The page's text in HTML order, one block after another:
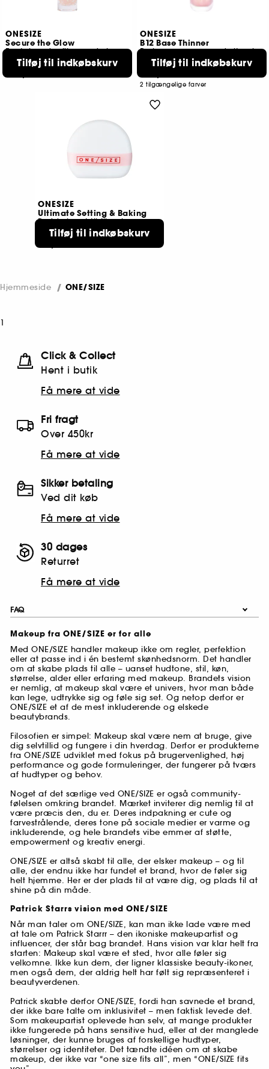
ONESIZE
Secure the Glow
Fugtgivende, fikserende base
337
289,00 KR
Tilføj til indkøbskurv
ONESIZE
B12 Base Thinner
Perlemorsserum med vitaminer
269
289,00 KR
2 tilgængelige farver
Tilføj til indkøbskurv
ONESIZE
Ultimate Setting & Baking
Pudderkvast til fiksering og baking
56
119,00 KR
Tilføj til indkøbskurv
Hjemmeside ONE/SIZE
1
Click & Collect
Hent i butik
Få mere at vide
Fri fragt
Over 450kr
Få mere at vide
Sikker betaling
Ved dit køb
Få mere at vide
30 dages
Returret
Få mere at vide
FAQ
Makeup fra ONE/SIZE er for alle
Med ONE/SIZE handler makeup ikke om regler, perfektion
eller at passe ind i én bestemt skønhedsnorm. Det handler
om at skabe plads til alle – uanset hudtone, stil, køn,
størrelse, alder eller erfaring med makeup. Brandets vision
er nemlig, at makeup skal være et univers, hvor man både
kan lege, udtrykke sig og føle sig set. Og netop derfor er
ONE/SIZE et af de mest inkluderende og elskede
beautybrands.
Filosofien er simpel: Makeup skal være nem at bruge, give
dig selvtillid og fungere i din hverdag. Derfor er produkterne
fra ONE/SIZE udviklet med fokus på brugervenlighed, høj
performance og gode formuleringer, der fungerer på tværs
af hudtyper og behov.
Noget af det særlige ved ONE/SIZE er også community-
følelsen omkring brandet. Mærket inviterer dig nemlig til at
være præcis den, du er. Deres indpakning er cute og
farvestrålende, deres tone på sociale medier er varme og
inkluderende, og hele brandets vibe emmer af støtte,
empowerment og kreativ energi.
ONE/SIZE er altså skabt til alle, der elsker makeup – og til
alle, der endnu ikke har fundet et brand, hvor de føler sig
helt hjemme. Her er der plads til at være dig, og plads til at
shine på din måde.
Patrick Starrs vision med ONE/SIZE
Når man taler om ONE/SIZE, kan man ikke lade være med
at tale om Patrick Starrr – den ikoniske makeupartist og
influencer, der står bag brandet. Hans vision var klar helt fra
starten: Makeup skal være et sted, hvor alle føler sig
velkomne. Ikke kun dem, der ligner klassiske beauty-ikoner,
men også dem, der aldrig helt har følt sig repræsenteret i
beautyverdenen.
Patrick skabte derfor ONE/SIZE, fordi han savnede et brand,
der ikke bare talte om inklusivitet – men faktisk levede det.
Som makeupartist oplevede han selv, at mange produkter
ikke fungerede på hans sensitive hud, eller at der manglede
løsninger, der kunne bruges af forskellige hudtyper,
størrelser og identiteter. Det tændte idéen om at skabe
makeup, der ikke var “one size fits all”, men “ONE/SIZE fits